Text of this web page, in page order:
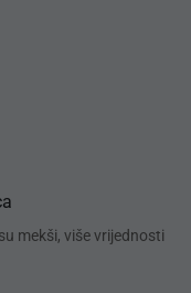
mekši, više vrijednosti